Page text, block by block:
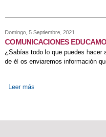
Domingo, 5 Septiembre, 2021
COMUNICACIONES
¿Sabías todo lo que puedes hacer
de él os enviaremos información
Leer más